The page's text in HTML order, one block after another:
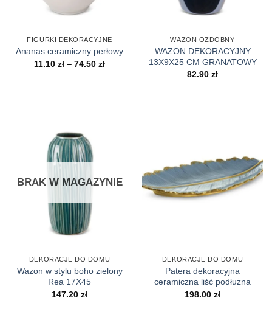
FIGURKI DEKORACYJNE
Ananas ceramiczny perłowy
11.10 zł – 74.50 złZakres
74.50 zł
WAZON OZDOBNY
WAZON DEKORACYJNY
13X9X25 CM GRANATOWY
82.90 zł
BRAK W MAGAZYNIE
DEKORACJE DO DOMU
Wazon w stylu boho zielony
Rea 17X45
147.20 zł
DEKORACJE DO DOMU
Patera dekoracyjna
ceramiczna liść podłużna
198.00 zł